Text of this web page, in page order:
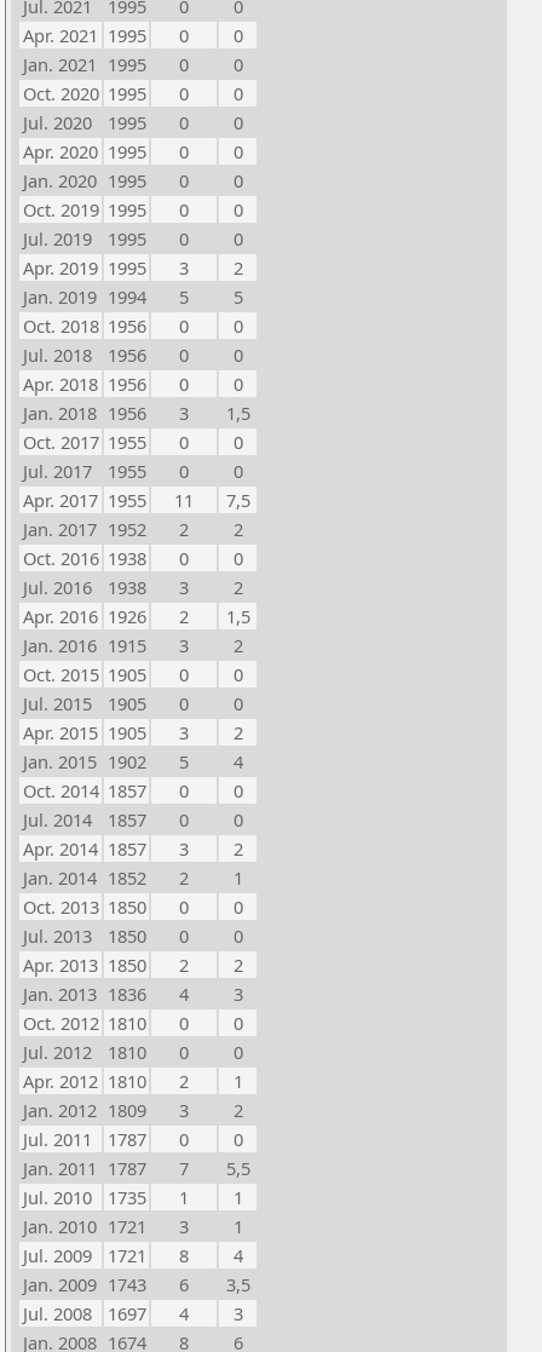
Jul. 2021
1995 0
0
Apr. 2021 1995 0
0
Jan. 2021 1995 0
0
Oct. 2020 1995 0
0
Jul. 2020
1995 0
0
Apr. 2020 1995 0
0
Jan. 2020 1995 0
0
Oct. 2019 1995 0
0
Jul. 2019
1995 0
0
Apr. 2019 1995 3
2
Jan. 2019 1994 5
5
Oct. 2018 1956 0
0
Jul. 2018
1956 0
0
Apr. 2018 1956 0
0
Jan. 2018 1956 3
1,5
Oct. 2017 1955 0
0
Jul. 2017
1955 0
0
Apr. 2017 1955 11
7,5
Jan. 2017 1952 2
2
Oct. 2016 1938 0
0
Jul. 2016
1938 3
2
Apr. 2016 1926 2
1,5
Jan. 2016 1915 3
2
Oct. 2015 1905 0
0
Jul. 2015
1905 0
0
Apr. 2015 1905 3
2
Jan. 2015 1902 5
4
Oct. 2014 1857 0
0
Jul. 2014
1857 0
0
Apr. 2014 1857 3
2
Jan. 2014 1852 2
1
Oct. 2013 1850 0
0
Jul. 2013
1850 0
0
Apr. 2013 1850 2
2
Jan. 2013 1836 4
3
Oct. 2012 1810 0
0
Jul. 2012
1810 0
0
Apr. 2012 1810 2
1
Jan. 2012 1809 3
2
Jul. 2011
1787 0
0
Jan. 2011 1787 7
5,5
Jul. 2010
1735 1
1
Jan. 2010 1721 3
1
Jul. 2009
1721 8
4
Jan. 2009 1743 6
3,5
Jul. 2008
1697 4
3
Jan. 2008 1674 8 6